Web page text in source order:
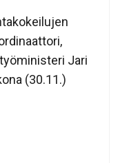
Jari
(30.11.)